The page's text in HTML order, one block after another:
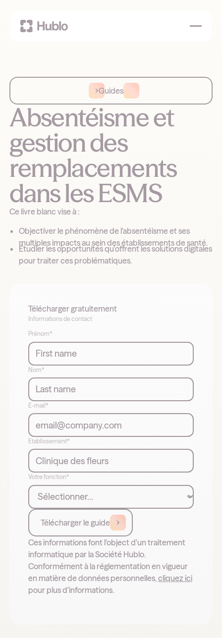
Guides
Absentéisme et
gestion des
remplacements
dans les ESMS
Ce livre blanc vise à :
Objectiver le phénomène de l'absentéisme et ses
multiples impacts au sein des établissements de santé.
Étudier les opportunités qu'offrent les solutions digitales
pour traiter ces problématiques.
Télécharger gratuitement
Informations de contact
Prénom*
Nom*
E-mail*
Etablissement*
Votre fonction*
Télécharger le guide
Ces informations font l'object d'un traitement
informatique par la Société Hublo.
Conformément à la réglementation en vigueur
en matière de données personnelles, cliquez ici
pour plus d'informations.